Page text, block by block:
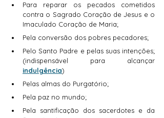
Para reparar os pecados cometidos
contra o Sagrado Coração de Jesus e o
Imaculado Coração de Maria;
Pela conversão dos pobres pecadores;
Pelo Santo Padre e pelas suas intenções;
indulgência)
Pelas almas do Purgatório;
Pela paz no mundo;
Pela santificação dos sacerdotes e da